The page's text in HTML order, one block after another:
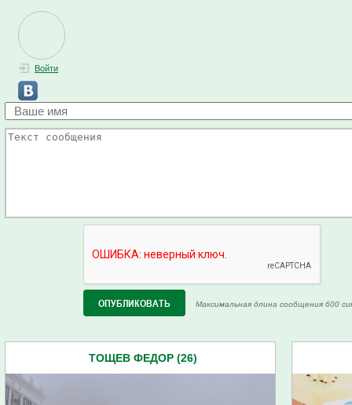
Войти
Максимальная длина сообщения 600
ТОЩЕВ ФЕДОР (26)